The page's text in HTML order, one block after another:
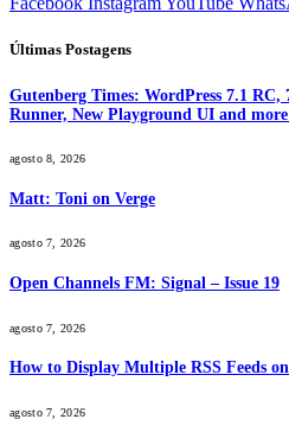
Últimas Postagens
Gutenberg Times: WordPress 7.1 RC,
Runner, New Playground UI and
agosto 8, 2026
Matt: Toni on Verge
agosto 7, 2026
Open Channels FM: Signal – Issue 19
agosto 7, 2026
How to Display Multiple RSS Feeds
agosto 7, 2026